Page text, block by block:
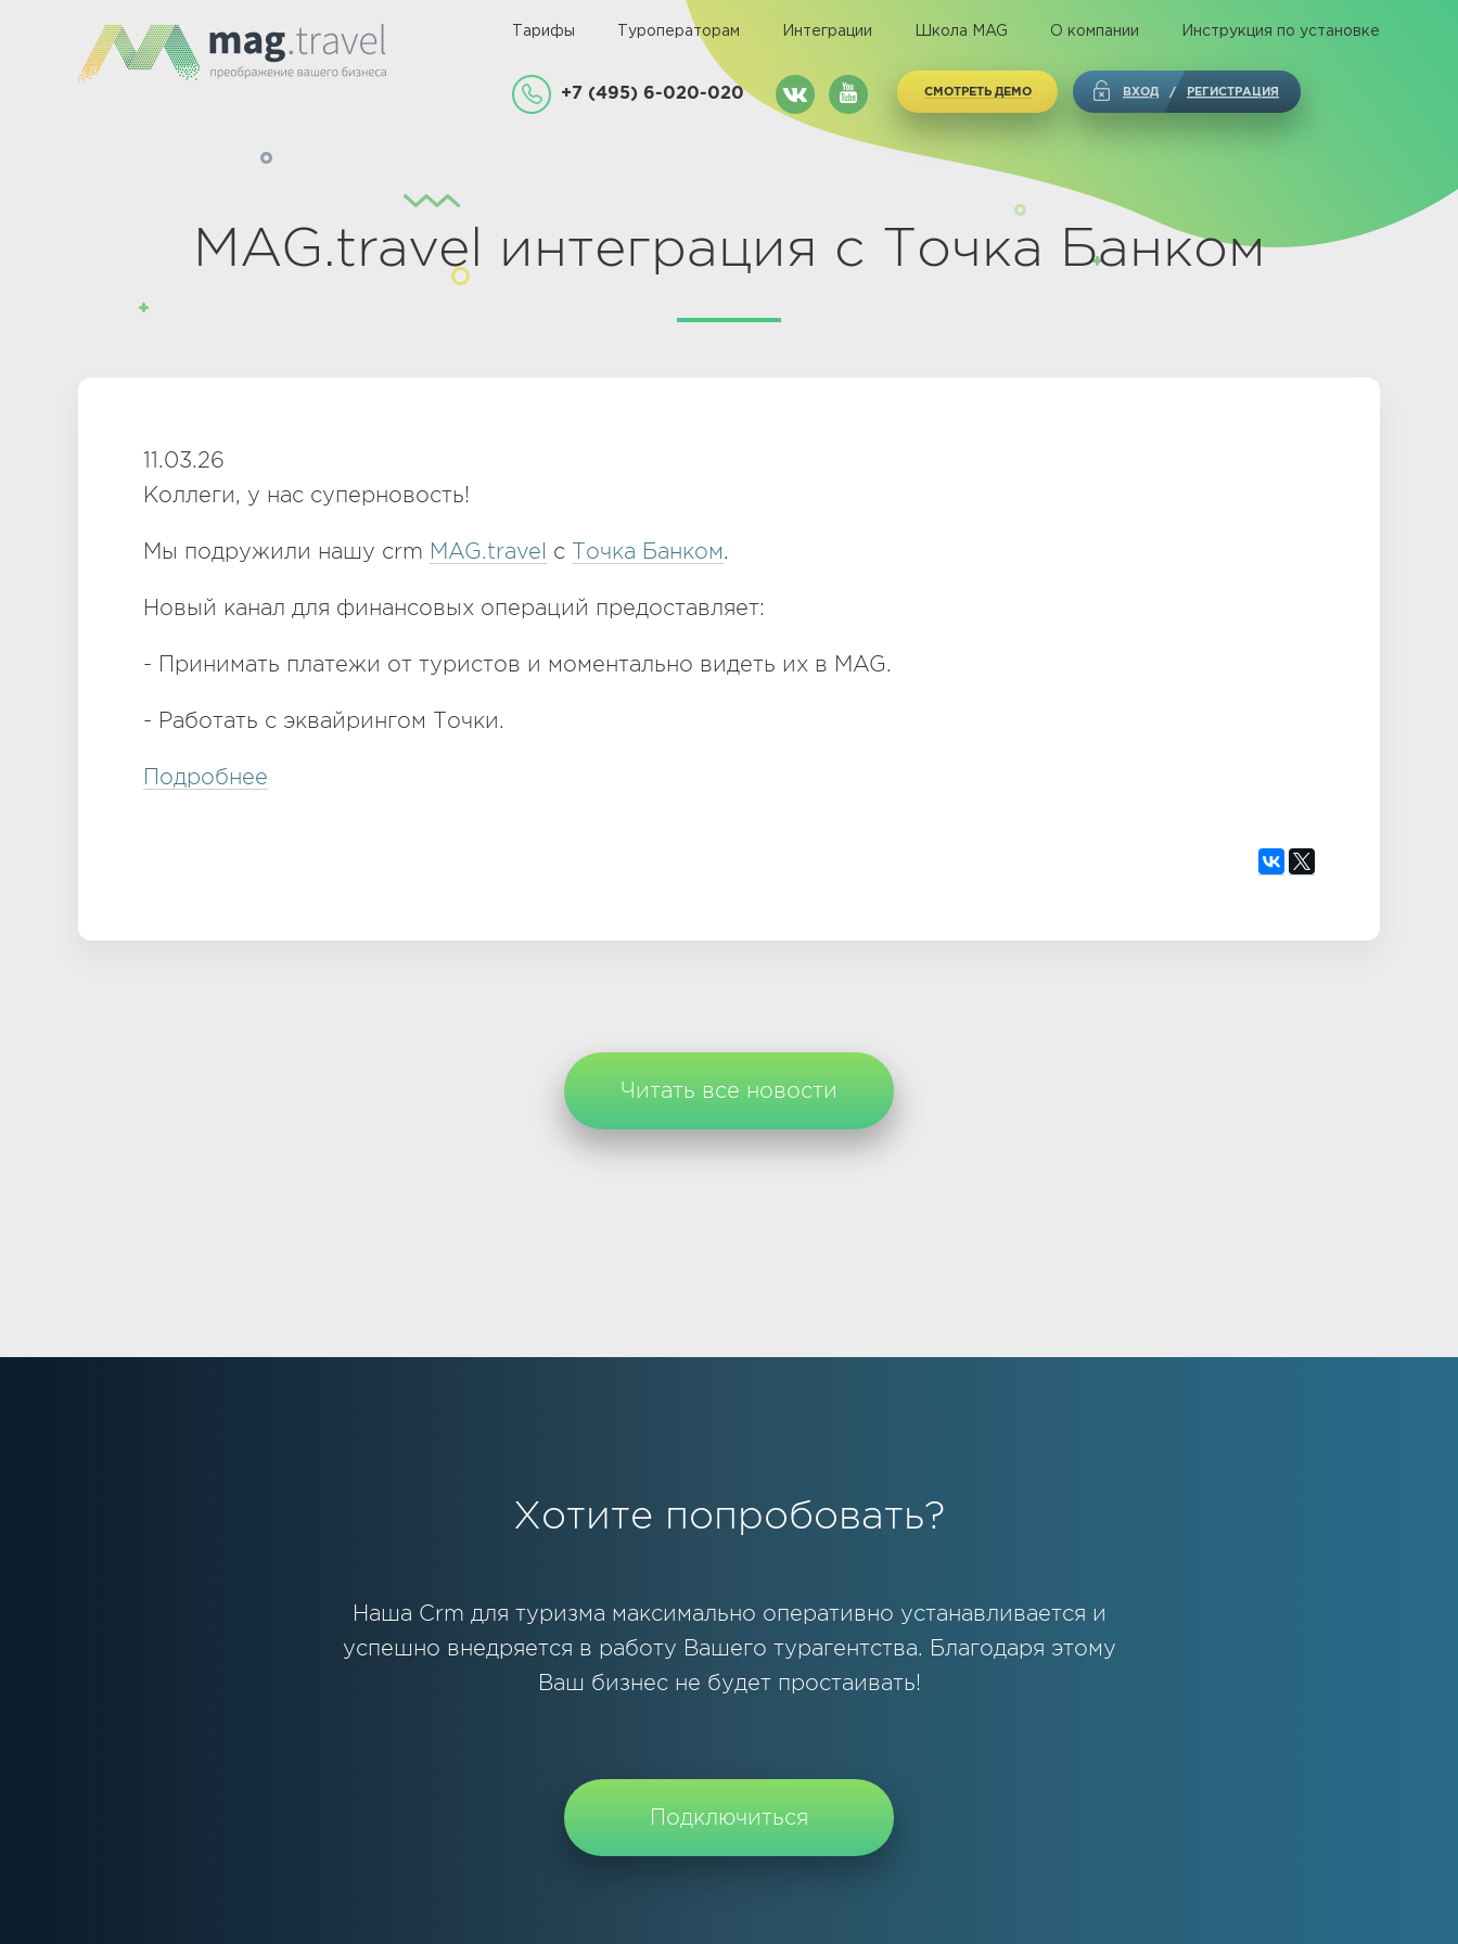
Тарифы Туроператорам Интеграции Школа MAG О компании Инструкция по установке
+7 (495) 6-020-020 СМОТРЕТЬ ДЕМО ВХОД / РЕГИСТРАЦИЯ
MAG.travel интеграция с Точка Банком
11.03.26
Коллеги, у нас суперновость!
Мы подружили нашу crm MAG.travel с Точка Банком.
Новый канал для финансовых операций предоставляет:
- Принимать платежи от туристов и моментально видеть их в MAG.
- Работать с эквайрингом Точки.
Подробнее
Читать все новости
Хотите попробовать?
Наша Crm для туризма максимально оперативно устанавливается и
успешно внедряется в работу Вашего турагентства. Благодаря этому
Ваш бизнес не будет простаивать!
Подключиться